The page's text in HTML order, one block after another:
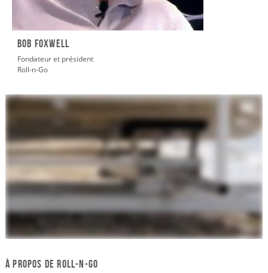
Bob Foxwell
Fondateur et président
Roll-n-Go
À propos de Roll-N-Go